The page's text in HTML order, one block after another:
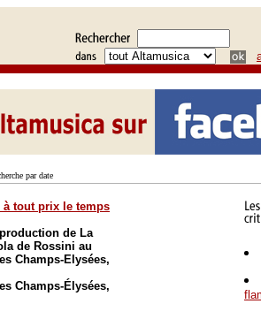
par date
à tout prix le temps
de La
de Rossini au
Champs-Elysées,
Champs-Élysées,